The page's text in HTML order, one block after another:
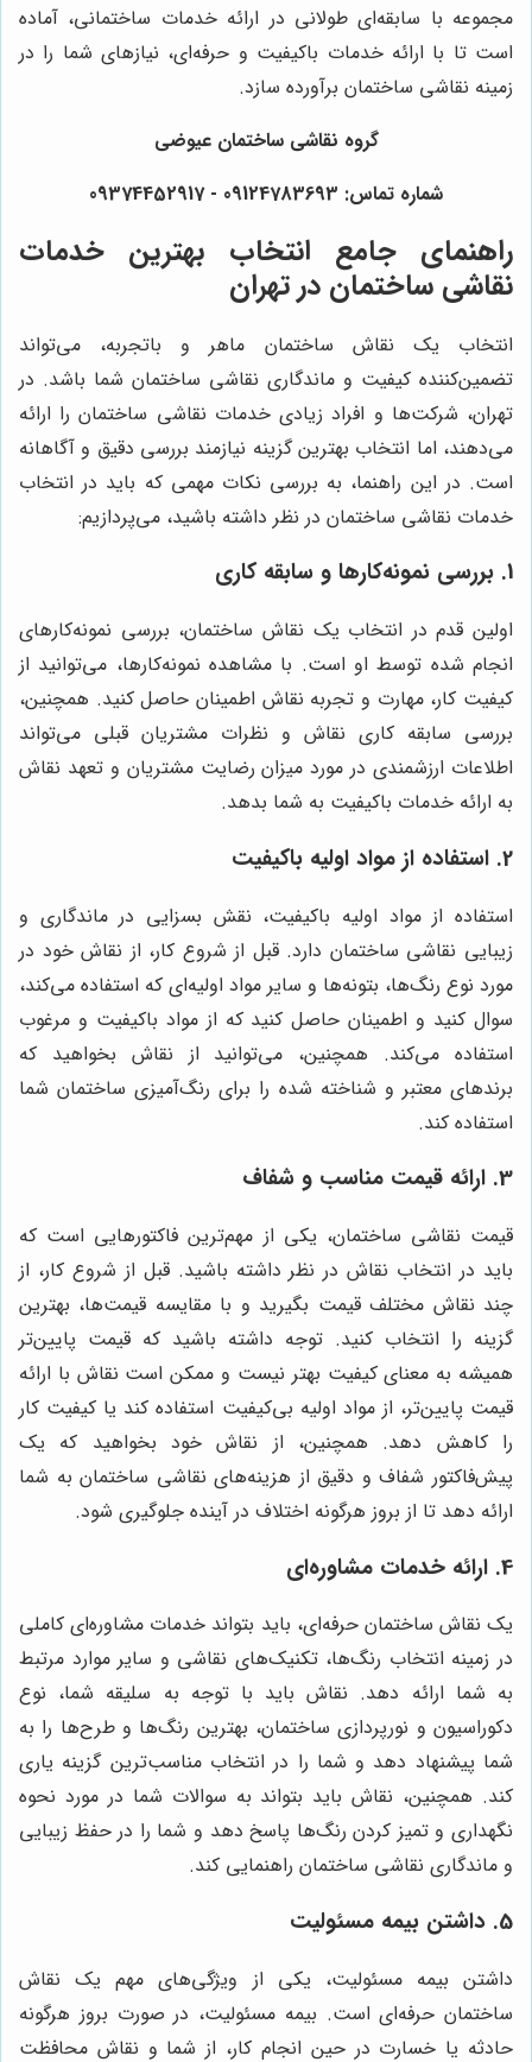
مجموعه با سابقه‌ای طولانی در ارائه خدمات ساختمانی، آماده
است تا با ارائه خدمات باکیفیت و حرفه‌ای، نیازهای شما را در
زمینه نقاشی ساختمان برآورده سازد.
گروه نقاشی ساختمان عیوضی
شماره تماس: 09124783693 - 09374452917
راهنمای جامع انتخاب بهترین خدمات
نقاشی ساختمان در تهران
انتخاب یک نقاش ساختمان ماهر و باتجربه، می‌تواند
تضمین‌کننده کیفیت و ماندگاری نقاشی ساختمان شما باشد. در
تهران، شرکت‌ها و افراد زیادی خدمات نقاشی ساختمان را ارائه
می‌دهند، اما انتخاب بهترین گزینه نیازمند بررسی دقیق و آگاهانه
است. در این راهنما، به بررسی نکات مهمی که باید در انتخاب
خدمات نقاشی ساختمان در نظر داشته باشید، می‌پردازیم:
1. بررسی نمونه‌کارها و سابقه کاری
اولین قدم در انتخاب یک نقاش ساختمان، بررسی نمونه‌کارهای
انجام شده توسط او است. با مشاهده نمونه‌کارها، می‌توانید از
کیفیت کار، مهارت و تجربه نقاش اطمینان حاصل کنید. همچنین،
بررسی سابقه کاری نقاش و نظرات مشتریان قبلی می‌تواند
اطلاعات ارزشمندی در مورد میزان رضایت مشتریان و تعهد نقاش
به ارائه خدمات باکیفیت به شما بدهد.
2. استفاده از مواد اولیه باکیفیت
استفاده از مواد اولیه باکیفیت، نقش بسزایی در ماندگاری و
زیبایی نقاشی ساختمان دارد. قبل از شروع کار، از نقاش خود در
مورد نوع رنگ‌ها، بتونه‌ها و سایر مواد اولیه‌ای که استفاده می‌کند،
سوال کنید و اطمینان حاصل کنید که از مواد باکیفیت و مرغوب
استفاده می‌کند. همچنین، می‌توانید از نقاش بخواهید که
برندهای معتبر و شناخته شده را برای رنگ‌آمیزی ساختمان شما
استفاده کند.
3. ارائه قیمت مناسب و شفاف
قیمت نقاشی ساختمان، یکی از مهم‌ترین فاکتورهایی است که
باید در انتخاب نقاش در نظر داشته باشید. قبل از شروع کار، از
چند نقاش مختلف قیمت بگیرید و با مقایسه قیمت‌ها، بهترین
گزینه را انتخاب کنید. توجه داشته باشید که قیمت پایین‌تر
همیشه به معنای کیفیت بهتر نیست و ممکن است نقاش با ارائه
قیمت پایین‌تر، از مواد اولیه بی‌کیفیت استفاده کند یا کیفیت کار
را کاهش دهد. همچنین، از نقاش خود بخواهید که یک
پیش‌فاکتور شفاف و دقیق از هزینه‌های نقاشی ساختمان به شما
ارائه دهد تا از بروز هرگونه اختلاف در آینده جلوگیری شود.
4. ارائه خدمات مشاوره‌ای
یک نقاش ساختمان حرفه‌ای، باید بتواند خدمات مشاوره‌ای کاملی
در زمینه انتخاب رنگ‌ها، تکنیک‌های نقاشی و سایر موارد مرتبط
به شما ارائه دهد. نقاش باید با توجه به سلیقه شما، نوع
دکوراسیون و نورپردازی ساختمان، بهترین رنگ‌ها و طرح‌ها را به
شما پیشنهاد دهد و شما را در انتخاب مناسب‌ترین گزینه یاری
کند. همچنین، نقاش باید بتواند به سوالات شما در مورد نحوه
نگهداری و تمیز کردن رنگ‌ها پاسخ دهد و شما را در حفظ زیبایی
و ماندگاری نقاشی ساختمان راهنمایی کند.
5. داشتن بیمه مسئولیت
داشتن بیمه مسئولیت، یکی از ویژگی‌های مهم یک نقاش
ساختمان حرفه‌ای است. بیمه مسئولیت، در صورت بروز هرگونه
حادثه یا خسارت در حین انجام کار، از شما و نقاش محافظت